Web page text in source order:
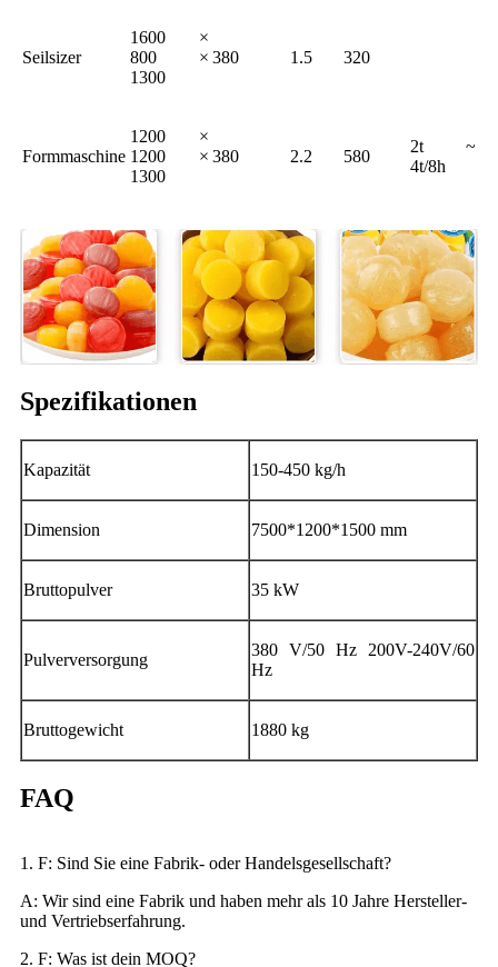
Seilsizer
1600 ×
800 ×
1300
380 1.5 320
Formmaschine
1200 ×
1200 ×
1300
380 2.2 580
2t ~
4t/8h
Spezifikationen
Kapazität 150-450 kg/h
Dimension 7500*1200*1500 mm
Bruttopulver 35 kW
Pulverversorgung
380 V/50 Hz 200V-240V/60
Hz
Bruttogewicht 1880 kg
FAQ
1. F: Sind Sie eine Fabrik- oder Handelsgesellschaft?
A: Wir sind eine Fabrik und haben mehr als 10 Jahre Hersteller-
und Vertriebserfahrung.
2. F: Was ist dein MOQ?